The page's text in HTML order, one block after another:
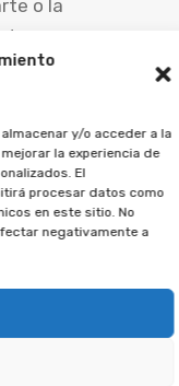
y/o acceder a la
la experiencia de
El
procesar datos como
en este sitio. No
negativamente a
o la
por
de
su caso
de
sus